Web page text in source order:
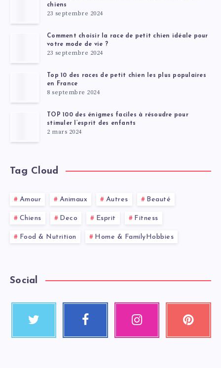
chiens
23 septembre 2024
Comment choisir la race de petit chien idéale pour
votre mode de vie ?
23 septembre 2024
Top 10 des races de petit chien les plus populaires
en France
8 septembre 2024
TOP 100 des énigmes faciles à résoudre pour
stimuler l’esprit des enfants
2 mars 2024
Tag Cloud
Amour Animaux Autres Beauté
Chiens Deco Esprit Fitness
Food & Nutrition Home & FamilyHobbies
Social